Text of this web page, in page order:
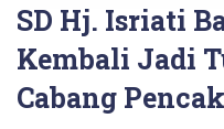
SD Hj. Isriati
Kembali Jadi
Cabang